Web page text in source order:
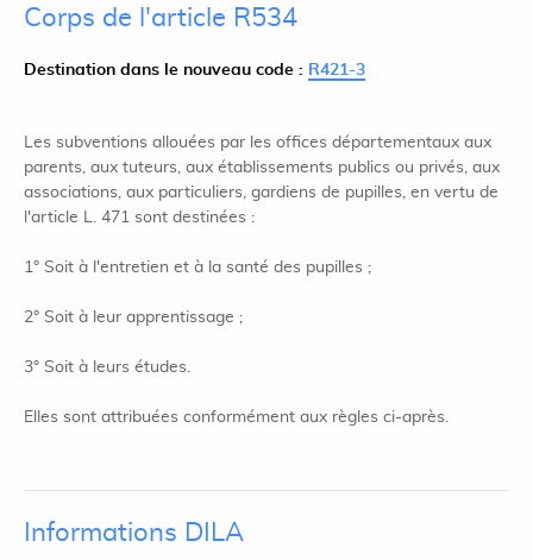
Corps de l'article R534
Destination dans le nouveau code : R421-3
Les subventions allouées par les offices départementaux aux
parents, aux tuteurs, aux établissements publics ou privés, aux
associations, aux particuliers, gardiens de pupilles, en vertu de
l'article L. 471 sont destinées :
1° Soit à l'entretien et à la santé des pupilles ;
2° Soit à leur apprentissage ;
3° Soit à leurs études.
Elles sont attribuées conformément aux règles ci-après.
Informations DILA